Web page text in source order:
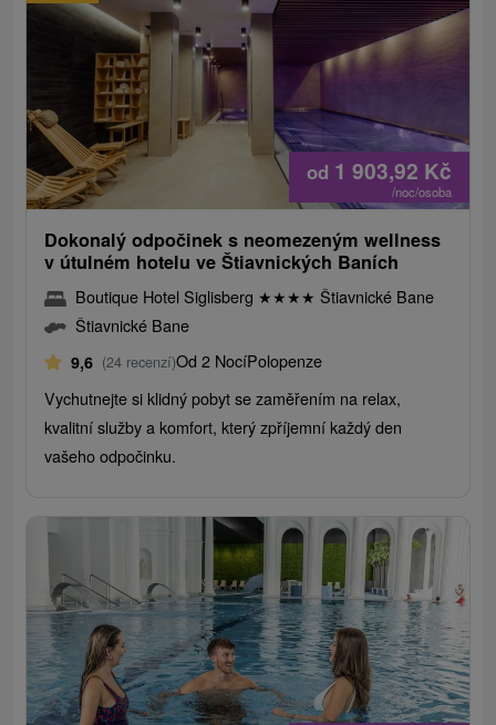
od 1 903,92 Kč
/noc/osoba
Dokonalý odpočinek s neomezeným wellness
v útulném hotelu ve Štiavnických Baních
Boutique Hotel Siglisberg ★★★★ Štiavnické Bane
Štiavnické Bane
9,6 (24 recenzí)Od 2 NocíPolopenze
Vychutnejte si klidný pobyt se zaměřením na relax,
kvalitní služby a komfort, který zpříjemní každý den
vašeho odpočinku.